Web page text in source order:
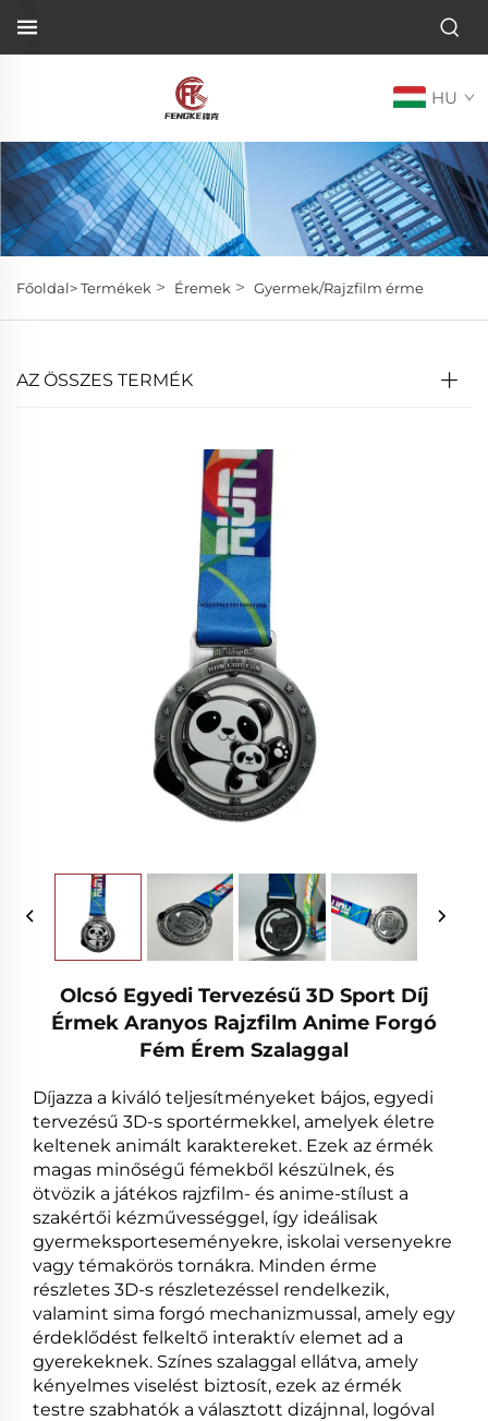
HU
Főoldal>Termékek > Éremek > Gyermek/Rajzfilm érme
AZ ÖSSZES TERMÉK
Olcsó Egyedi Tervezésű 3D Sport Díj
Érmek Aranyos Rajzfilm Anime Forgó
Fém Érem Szalaggal
Díjazza a kiváló teljesítményeket bájos, egyedi
tervezésű 3D-s sportérmekkel, amelyek életre
keltenek animált karaktereket. Ezek az érmék
magas minőségű fémekből készülnek, és
ötvözik a játékos rajzfilm- és anime-stílust a
szakértői kézművességgel, így ideálisak
gyermeksporteseményekre, iskolai versenyekre
vagy témakörös tornákra. Minden érme
részletes 3D-s részletezéssel rendelkezik,
valamint sima forgó mechanizmussal, amely egy
érdeklődést felkeltő interaktív elemet ad a
gyerekeknek. Színes szalaggal ellátva, amely
kényelmes viselést biztosít, ezek az érmék
testre szabhatók a választott dizájnnal, logóval